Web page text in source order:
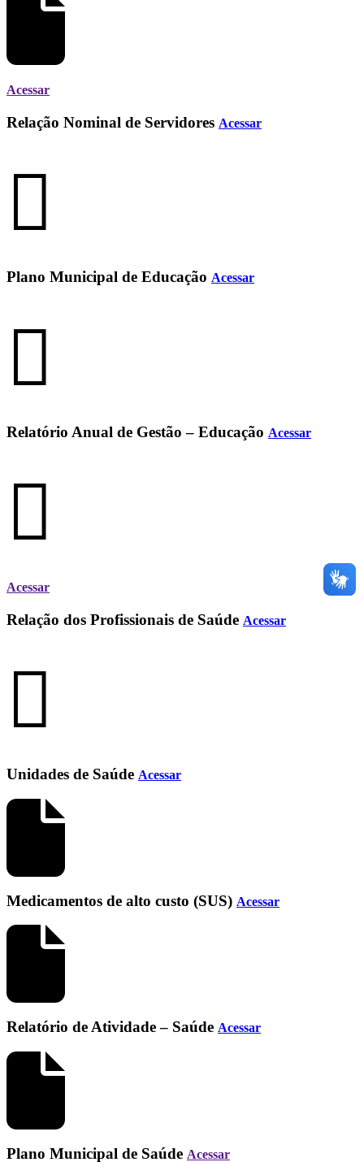
Acessar
Relação Nominal de Servidores Acessar
Plano Municipal de Educação Acessar
Relatório Anual de Gestão – Educação Acessar
Acessar
Relação dos Profissionais de Saúde Acessar
Unidades de Saúde Acessar
Medicamentos de alto custo (SUS) Acessar
Relatório de Atividade – Saúde Acessar
Plano Municipal de Saúde Acessar